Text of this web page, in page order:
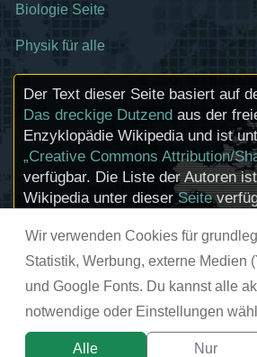
Wir verwenden Cookies für
Statistik, Werbung, externe Medien
und Google Fonts. Du kannst alle
notwendige oder Einstellungen
Alle Nur
Biologie Seite
Physik für alle
Der Text dieser Seite basiert auf
Das dreckige Dutzend aus der
Enzyklopädie Wikipedia und ist
„Creative Commons Attribution/
verfügbar. Die Liste der Autoren
Wikipedia unter dieserSeite
Informationen zu den Urhebern
Lizenzstatus eingebundener
(etwa Bilder oder Videos) können
© chemie-schule.de